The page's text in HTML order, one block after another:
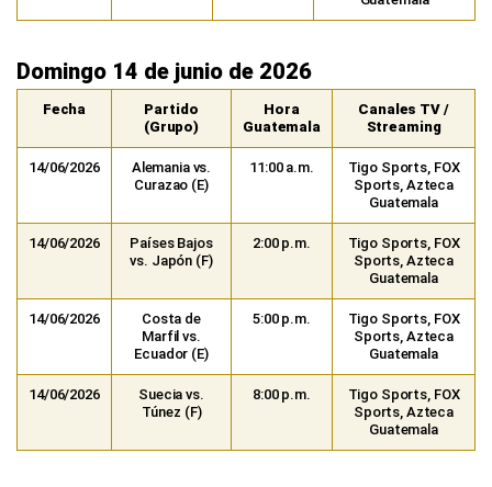
Domingo 14 de junio de 2026
Fecha
Partido
(Grupo)
Hora
Guatemala
Canales TV /
Streaming
14/06/2026
Alemania vs.
Curazao (E)
11:00 a.m.
Tigo Sports, FOX
Sports, Azteca
Guatemala
14/06/2026
Países Bajos
vs. Japón (F)
2:00 p.m.
Tigo Sports, FOX
Sports, Azteca
Guatemala
14/06/2026
Costa de
Marfil vs.
Ecuador (E)
5:00 p.m.
Tigo Sports, FOX
Sports, Azteca
Guatemala
14/06/2026
Suecia vs.
Túnez (F)
8:00 p.m.
Tigo Sports, FOX
Sports, Azteca
Guatemala